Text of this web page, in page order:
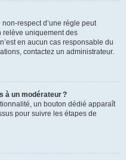
respect d’une règle peut
relève uniquement des
en aucun cas responsable du
contactez un administrateur.
à un modérateur ?
un bouton dédié apparaît
pour suivre les étapes de